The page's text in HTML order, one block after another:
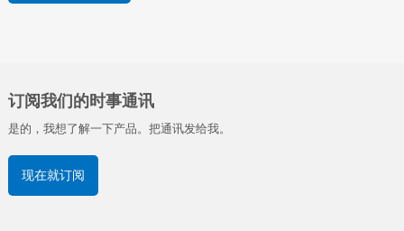
订阅我们的时事通讯
是的，我想了解一下产品。把通讯发给我。
现在就订阅